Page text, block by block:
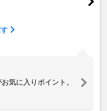
気に入りポイント。